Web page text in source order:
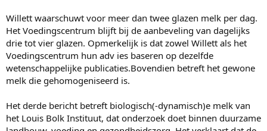
Willett waarschuwt voor meer dan twee glazen melk per dag.
Het Voedingscentrum blijft bij de aanbeveling van dagelijks
drie tot vier glazen. Opmerkelijk is dat zowel Willett als het
Voedingscentrum hun adv ies baseren op dezelfde
wetenschappelijke publicaties.Bovendien betreft het gewone
melk die gehomogeniseerd is.
Het derde bericht betreft biologisch(-dynamisch)e melk van
het Louis Bolk Instituut, dat onderzoek doet binnen duurzame